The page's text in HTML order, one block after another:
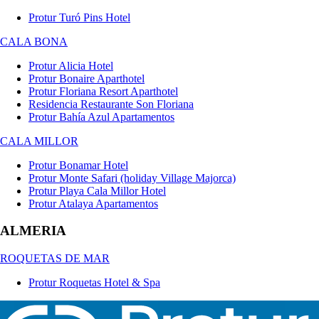
Protur Turó Pins Hotel
CALA BONA
Protur Alicia Hotel
Protur Bonaire Aparthotel
Protur Floriana Resort Aparthotel
Residencia Restaurante Son Floriana
Protur Bahía Azul Apartamentos
CALA MILLOR
Protur Bonamar Hotel
Protur Monte Safari (holiday Village Majorca)
Protur Playa Cala Millor Hotel
Protur Atalaya Apartamentos
ALMERIA
ROQUETAS DE MAR
Protur Roquetas Hotel & Spa